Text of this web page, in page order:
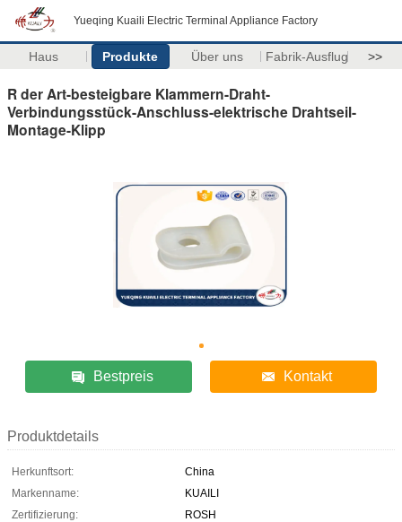
Yueqing Kuaili Electric Terminal Appliance Factory
Haus Produkte Über uns Fabrik-Ausflug >>
R der Art-besteigbare Klammern-Draht-
Verbindungsstück-Anschluss-elektrische Drahtseil-
Montage-Klipp
Bestpreis Kontakt
Produktdetails
Herkunftsort:
China
Markenname:
KUAILI
Zertifizierung:
ROSH